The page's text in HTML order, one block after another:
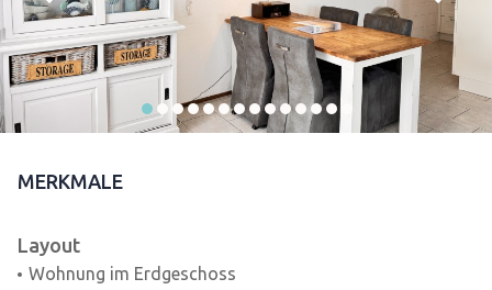
MERKMALE
Layout
Wohnung im Erdgeschoss